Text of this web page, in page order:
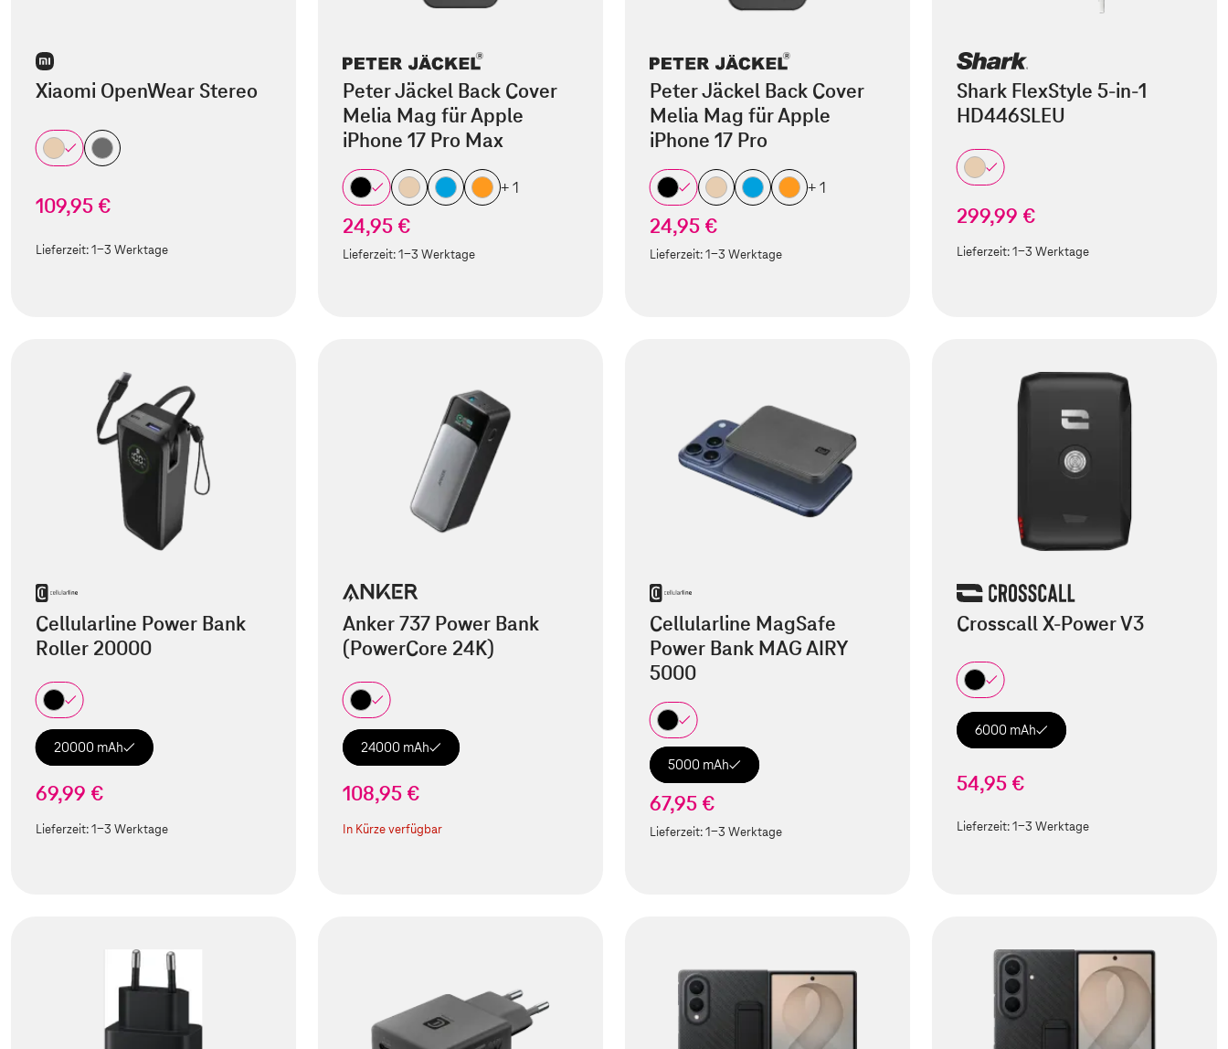
Xiaomi OpenWear Stereo
109,95 €
Lieferzeit:1-3 Werktage
Peter Jäckel Back Cover
Melia Mag für Apple
iPhone 17 Pro Max
+ 1
24,95 €
Lieferzeit:1-3 Werktage
Peter Jäckel Back Cover
Melia Mag für Apple
iPhone 17 Pro
+ 1
24,95 €
Lieferzeit:1-3 Werktage
Shark FlexStyle 5-in-1
HD446SLEU
299,99 €
Lieferzeit:1-3 Werktage
Cellularline Power Bank
Roller 20000
20000 mAh
69,99 €
Lieferzeit:1-3 Werktage
Anker 737 Power Bank
(PowerCore 24K)
24000 mAh
108,95 €
In Kürze verfügbar
Cellularline MagSafe
Power Bank MAG AIRY
5000
5000 mAh
67,95 €
Lieferzeit:1-3 Werktage
Crosscall X-Power V3
6000 mAh
54,95 €
Lieferzeit:1-3 Werktage